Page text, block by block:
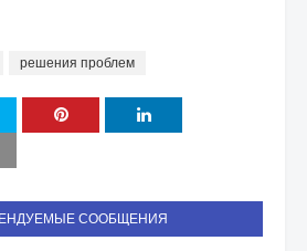
решения проблем
СООБЩЕНИЯ